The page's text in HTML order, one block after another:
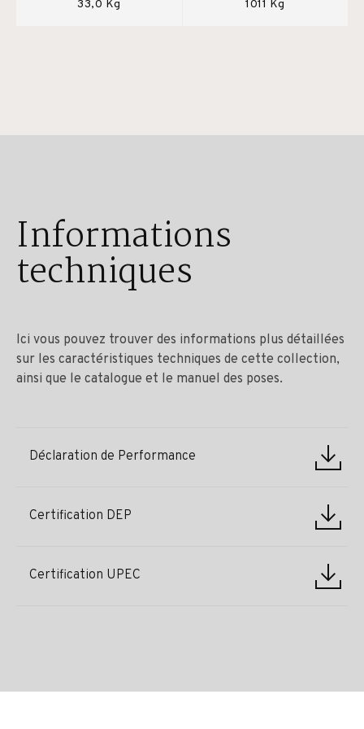
33,0 Kg 1011 Kg
Informations
techniques
Ici vous pouvez trouver des informations plus détaillées
sur les caractéristiques techniques de cette collection,
ainsi que le catalogue et le manuel des poses.
Déclaration de Performance
Certification DEP
Certification UPEC